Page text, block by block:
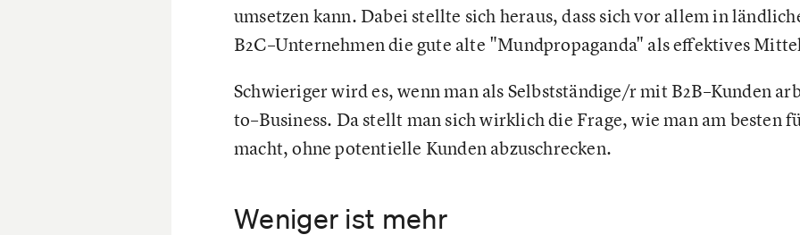
umsetzen kann. Dabei stellte sich heraus, dass sich vor allem in
B2C–Unternehmen die gute alte "Mundpropaganda" als effektives
Schwieriger wird es, wenn man als Selbstständige/r mit B2B–Kunden
to–Business. Da stellt man sich wirklich die Frage, wie man am besten
macht, ohne potentielle Kunden abzuschrecken.
Weniger ist mehr